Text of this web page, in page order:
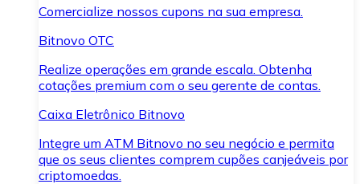
Comercialize nossos cupons na sua empresa.
Bitnovo OTC
Realize operações em grande escala. Obtenha
cotações premium com o seu gerente de contas.
Caixa Eletrônico Bitnovo
Integre um ATM Bitnovo no seu negócio e permita
que os seus clientes comprem cupões canjeáveis por
criptomoedas.